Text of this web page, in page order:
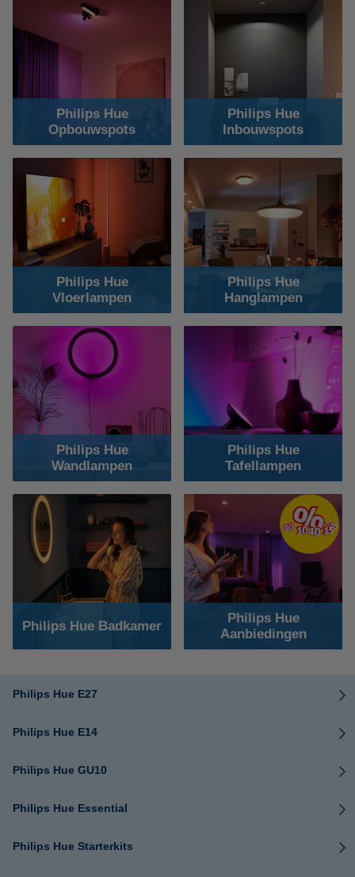
Philips Hue
Opbouwspots
Philips Hue
Inbouwspots
Philips Hue
Vloerlampen
Philips Hue
Hanglampen
Philips Hue
Wandlampen
Philips Hue
Tafellampen
Philips Hue Badkamer
Philips Hue
Aanbiedingen
Philips Hue E27
Philips Hue E14
Philips Hue GU10
Philips Hue Essential
Philips Hue Starterkits